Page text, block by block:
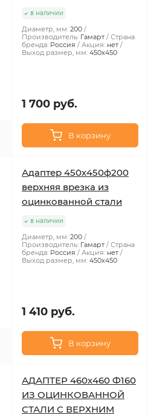
в наличии
Диаметр, мм: 200
Производитель: Гамарт
Страна
бренда: Россия Акция: нет
Выход размер, мм: 450x450
1 700 руб.
В корзину
Адаптер 450х450ф200
верхняя врезка из
оцинкованной стали
в наличии
Диаметр, мм: 200
Производитель: Гамарт
Страна
бренда: Россия Акция: нет
Выход размер, мм: 450x450
1 410 руб.
В корзину
АДАПТЕР 460х460 Ф160
ИЗ ОЦИНКОВАННОЙ
СТАЛИ С ВЕРХНИМ